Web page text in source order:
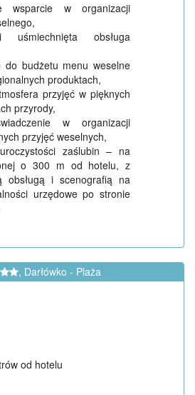
wsparcie w organizacji
obsługa
do budżetu menu weselne
produktach,
przyjęć w pięknych
przyrody,
w organizacji
przyjęć weselnych,
zaślubin – na
o 300 m od hotelu, z
obsługą i scenografią na
urzędowe po stronie
, Darłówko - Plaża
od hotelu